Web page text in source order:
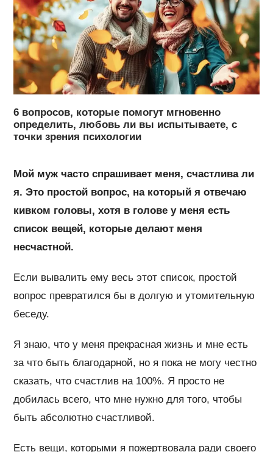
6 вопросов, которые помогут мгновенно
определить, любовь ли вы испытываете, с
точки зрения психологии
Мой муж часто спрашивает меня, счастлива ли
я. Это простой вопрос, на который я отвечаю
кивком головы, хотя в голове у меня есть
список вещей, которые делают меня
несчастной.
Если вывалить ему весь этот список, простой
вопрос превратился бы в долгую и утомительную
беседу.
Я знаю, что у меня прекрасная жизнь и мне есть
за что быть благодарной, но я пока не могу честно
сказать, что счастлив на 100%. Я просто не
добилась всего, что мне нужно для того, чтобы
быть абсолютно счастливой.
Есть вещи, которыми я пожертвовала ради своего